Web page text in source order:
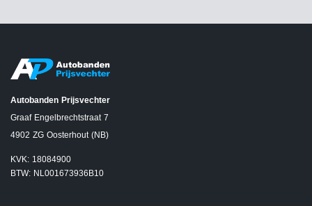
Autobanden Prijsvechter
Graaf Engelbrechtstraat 7
4902 ZG Oosterhout (NB)
KVK: 18084900
BTW: NL001673936B10